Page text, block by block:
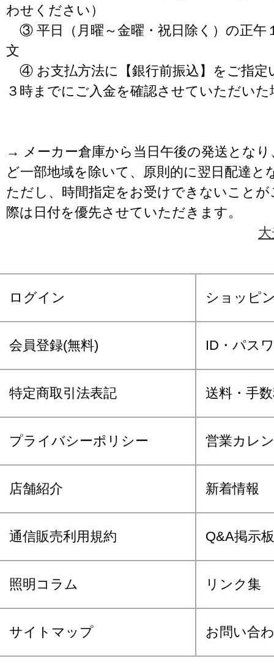
わせください）
③ 平日（月曜～金曜・祝日除く）の正午
文
④ お支払方法に【銀行前振込】をご指定
３時までにご入金を確認させていただいた
→ メーカー倉庫から当日午後の発送となり
ど一部地域を除いて、原則的に翌日配達と
ただし、時間指定をお受けできないこと
際は日付を優先させていただきます。
ログイン ショッピ
会員登録(無料) ID・パス
特定商取引法表記 送料・手
プライバシーポリシー 営業カレ
店舗紹介 新着情報
通信販売利用規約 Q&A掲示板
照明コラム リンク集
サイトマップ お問い合